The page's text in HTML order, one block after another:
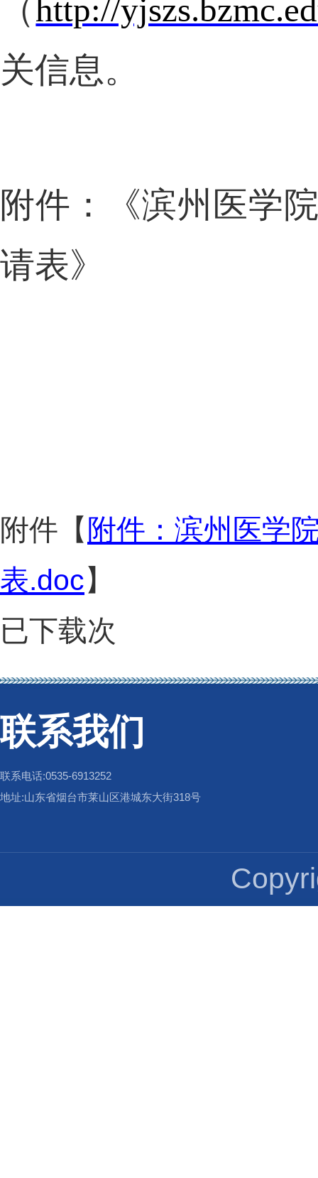
（ http://
关信息。
附件：《滨州医学
请表》
附件【 附件：滨州医学
表.doc】
已下载次
联系我们
联系电话:0535-6913252
地址:山东省烟台市莱山区港城东大街318号